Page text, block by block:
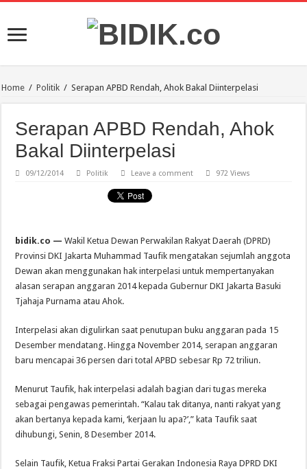
Home / Politik / Serapan APBD Rendah, Ahok Bakal Diinterpelasi
Serapan APBD Rendah, Ahok
Bakal Diinterpelasi
09/12/2014 Politik Leave a comment 972 Views
bidik.co — Wakil Ketua Dewan Perwakilan Rakyat Daerah (DPRD)
Provinsi DKI Jakarta Muhammad Taufik mengatakan sejumlah anggota
Dewan akan menggunakan hak interpelasi untuk mempertanyakan
alasan serapan anggaran 2014 kepada Gubernur DKI Jakarta Basuki
Tjahaja Purnama atau Ahok.
Interpelasi akan digulirkan saat penutupan buku anggaran pada 15
Desember mendatang. Hingga November 2014, serapan anggaran
baru mencapai 36 persen dari total APBD sebesar Rp 72 triliun.
Menurut Taufik, hak interpelasi adalah bagian dari tugas mereka
sebagai pengawas pemerintah. “Kalau tak ditanya, nanti rakyat yang
akan bertanya kepada kami, ‘kerjaan lu apa?’,” kata Taufik saat
dihubungi, Senin, 8 Desember 2014.
Selain Taufik, Ketua Fraksi Partai Gerakan Indonesia Raya DPRD DKI